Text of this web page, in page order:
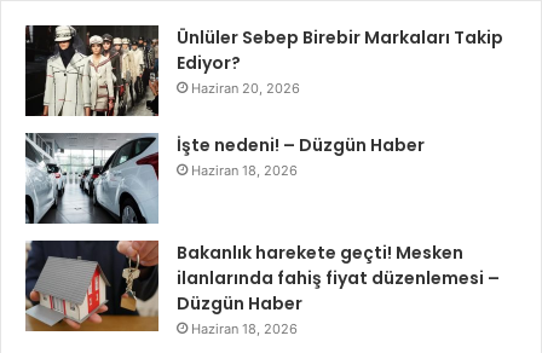
Ünlüler Sebep Birebir Markaları Takip
Ediyor?
Haziran 20, 2026
İşte nedeni! – Düzgün Haber
Haziran 18, 2026
Bakanlık harekete geçti! Mesken
ilanlarında fahiş fiyat düzenlemesi –
Düzgün Haber
Haziran 18, 2026